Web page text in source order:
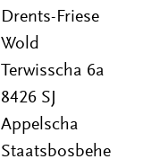
Drents-Friese
Wold
Terwisscha 6a
8426 SJ
Appelscha
Staatsbosbehe